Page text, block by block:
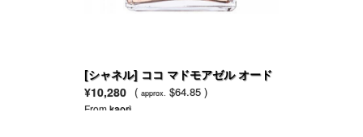
[シャネル] ココ マドモアゼル オード
ゥ パルファム
¥10,280 ( approx. $64.85 )
Fromkaori